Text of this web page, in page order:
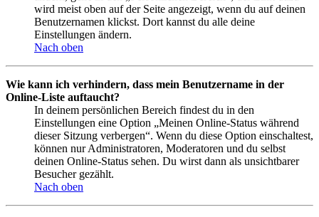
wird meist oben auf der Seite angezeigt, wenn du auf deinen
Benutzernamen klickst. Dort kannst du alle deine
Einstellungen ändern.
Nach oben
Wie kann ich verhindern, dass mein Benutzername in der
Online-Liste auftaucht?
In deinem persönlichen Bereich findest du in den
Einstellungen eine Option „Meinen Online-Status während
dieser Sitzung verbergen“. Wenn du diese Option einschaltest,
können nur Administratoren, Moderatoren und du selbst
deinen Online-Status sehen. Du wirst dann als unsichtbarer
Besucher gezählt.
Nach oben